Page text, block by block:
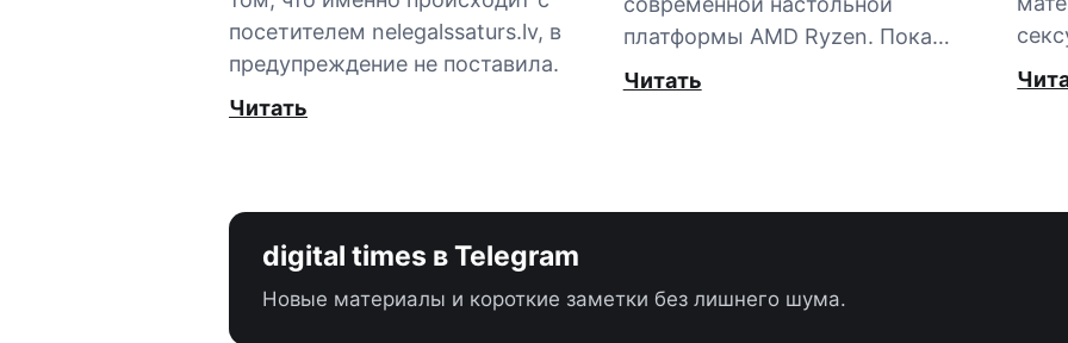
посетителем nelegalssaturs.lv, в
предупреждение не поставила.
Читать
платформы AMD Ryzen. Пока…
Читать
digital times в Telegram
Новые материалы и короткие заметки без лишнего шума.